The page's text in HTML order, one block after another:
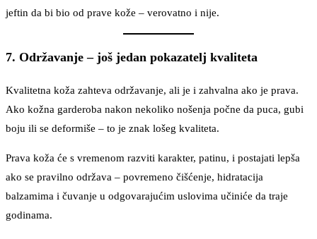
jeftin da bi bio od prave kože – verovatno i nije.
7. Održavanje – još jedan pokazatelj kvaliteta
Kvalitetna koža zahteva održavanje, ali je i zahvalna ako je prava.
Ako kožna garderoba nakon nekoliko nošenja počne da puca, gubi
boju ili se deformiše – to je znak lošeg kvaliteta.
Prava koža će s vremenom razviti karakter, patinu, i postajati lepša
ako se pravilno održava – povremeno čišćenje, hidratacija
balzamima i čuvanje u odgovarajućim uslovima učiniće da traje
godinama.